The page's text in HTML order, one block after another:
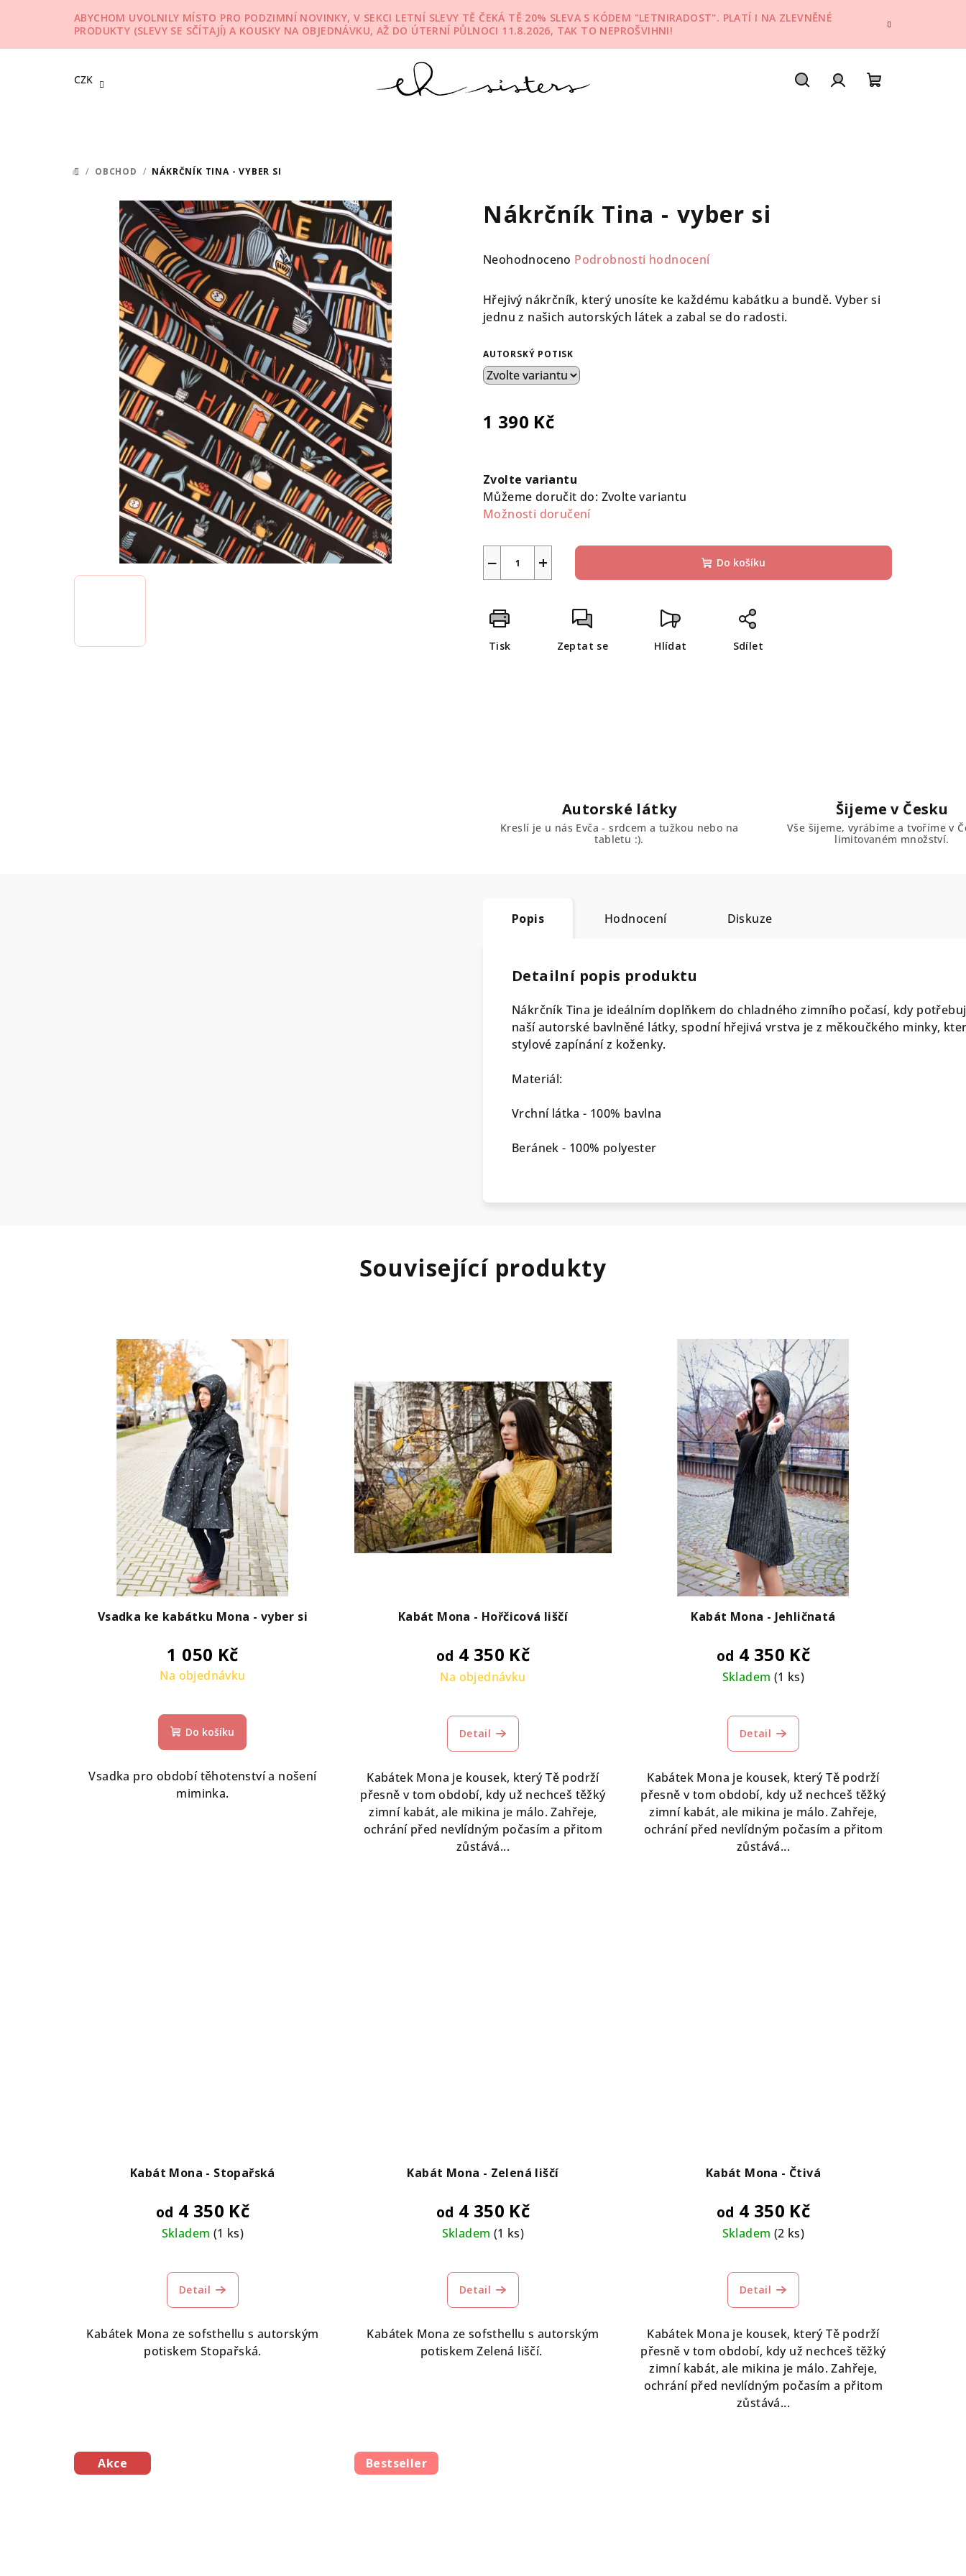
ABYCHOM UVOLNILY MÍSTO PRO PODZIMNÍ NOVINKY, V SEKCI LETNÍ SLEVY TĚ ČEKÁ TĚ 20% SLEVA S KÓDEM "LETNIRADOST". PLATÍ I NA ZLEVNĚNÉ
PRODUKTY (SLEVY SE SČÍTAJÍ) A KOUSKY NA OBJEDNÁVKU, AŽ DO ÚTERNÍ PŮLNOCI 11.8.2026, TAK TO NEPROŠVIHNI!
CZK
DOMŮ
/ OBCHOD / NÁKRČNÍK TINA - VYBER SI
Nákrčník Tina - vyber si
Průměrné
produktu
je
0,0
5
hvězdiček.
Neohodnoceno Podrobnosti hodnocení
Hřejivý nákrčník, který unosíte ke každému kabátku a bundě. Vyber si
jednu z našich autorských látek a zabal se do radosti.
AUTORSKÝ POTISK
1 390 Kč
cena:
Zvolte variantu
Můžeme doručit do: Zvolte variantu
Možnosti doručení
+
− Do košíku
Tisk Zeptat se Hlídat Sdílet
Autorské látky
Kreslí je u nás Evča - srdcem a tužkou nebo na
tabletu :).
Šijeme v Česku
Vše šijeme, vyrábíme a tvoříme v
limitovaném množství.
Popis Hodnocení Diskuze
Detailní popis produktu
Nákrčník Tina je ideálním doplňkem do chladného zimního počasí, kdy
naší autorské bavlněné látky, spodní hřejivá vrstva je z měkoučkého minky,
stylové zapínání z koženky.
Materiál:
Vrchní látka - 100% bavlna
Beránek - 100% polyester
Související produkty
Vsadka ke kabátku Mona - vyber si
1 050 Kč
Na objednávku
Do košíku
Vsadka pro období těhotenství a nošení
miminka.
Kabát Mona - Hořčicová liščí
od 4 350 Kč
Na objednávku
Detail
Kabátek Mona je kousek, který Tě podrží
přesně v tom období, kdy už nechceš těžký
zimní kabát, ale mikina je málo. Zahřeje,
ochrání před nevlídným počasím a přitom
zůstává...
Kabát Mona - Jehličnatá
od 4 350 Kč
Skladem (1 ks)
Detail
Kabátek Mona je kousek, který Tě podrží
přesně v tom období, kdy už nechceš těžký
zimní kabát, ale mikina je málo. Zahřeje,
ochrání před nevlídným počasím a přitom
zůstává...
Kabát Mona - Stopařská
od 4 350 Kč
Skladem (1 ks)
Detail
Kabátek Mona ze sofsthellu s autorským
potiskem Stopařská.
Kabát Mona - Zelená liščí
od 4 350 Kč
Skladem (1 ks)
hodnocení
produktu
je
5,0
z
Detail
Kabátek Mona ze sofsthellu s autorským
potiskem Zelená liščí.
Kabát Mona - Čtivá
od 4 350 Kč
Skladem (2 ks)
hodnocení
produktu
je
5,0
z
5
hvězdiček.
Detail
Kabátek Mona je kousek, který Tě podrží
přesně v tom období, kdy už nechceš těžký
zimní kabát, ale mikina je málo. Zahřeje,
ochrání před nevlídným počasím a přitom
zůstává...
Akce Bestseller